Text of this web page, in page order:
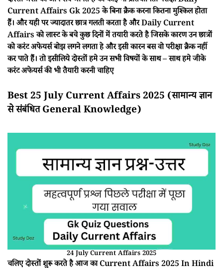
Current Affairs Gk 2025 के बिना क्रैक करना कितना मुश्किल होता
हैं। और यही पर ज्यादातर छात्र गलती करता है और Daily Current
Affairs को लास्ट के बचे कुछ दिनों में तयारी करते है जिसके कारण उन छात्रों
को करंट अफेयर्स बोझ लगने लगता हे और इसी कारन बस वो परीक्षा क्रैक नहीं
कर पाते हैं। तो इसीलिये दोस्तों हमे उन सभी विषयों के साथ – साथ हमे जीके
करंट अफेयर्स की भी तैयारी करनी चाहिए
Best 25 July Current Affairs 2025 (सामान्य ज्ञान
से संबंधित General Knowledge)
24 July Current Affairs 2025
चलिए दोस्तों शुरू करते है आज का Current Affairs 2025 In Hindi